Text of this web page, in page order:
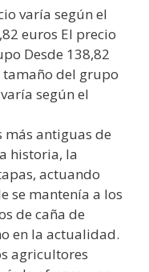
varía según el
euros El precio
Desde 138,82
tamaño del grupo
según el
más antiguas de
historia, la
actuando
se mantenía a los
de caña de
en la actualidad.
agricultores